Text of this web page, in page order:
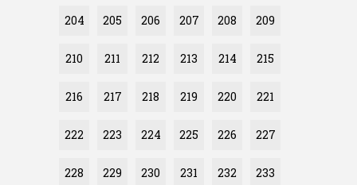
204 205 206 207 208 209
210 211 212 213 214 215
216 217 218 219 220 221
222 223 224 225 226 227
228 229 230 231 232 233